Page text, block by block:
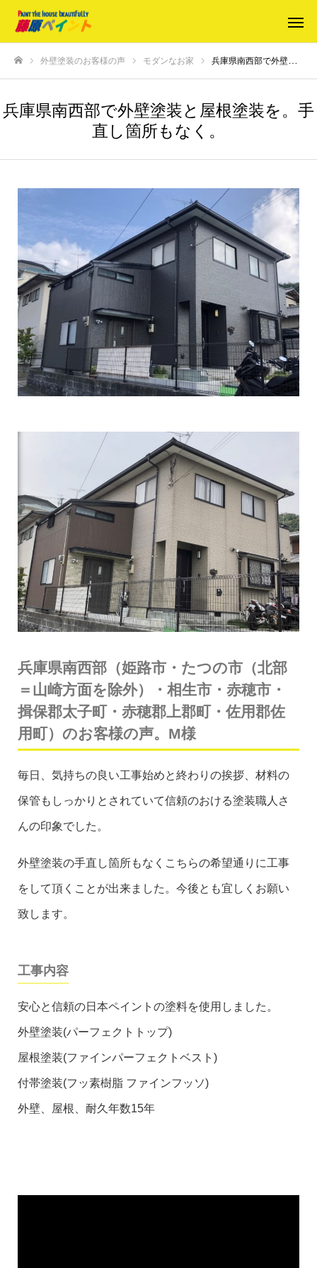
外壁塗装のお客様の声 モダンなお家 兵庫県南西部で外壁塗装と屋根塗装を。手直し箇所もなく。
兵庫県南西部で外壁塗装と屋根塗装を。手
直し箇所もなく。
兵庫県南西部（姫路市・たつの市（北部
＝山崎方面を除外）・相生市・赤穂市・
揖保郡太子町・赤穂郡上郡町・佐用郡佐
用町）のお客様の声。M様
毎日、気持ちの良い工事始めと終わりの挨拶、材料の
保管もしっかりとされていて信頼のおける塗装職人さ
んの印象でした。
外壁塗装の手直し箇所もなくこちらの希望通りに工事
をして頂くことが出来ました。今後とも宜しくお願い
致します。
工事内容
安心と信頼の日本ペイントの塗料を使用しました。
外壁塗装(パーフェクトトップ)
屋根塗装(ファインパーフェクトベスト)
付帯塗装(フッ素樹脂 ファインフッソ)
外壁、屋根、耐久年数15年